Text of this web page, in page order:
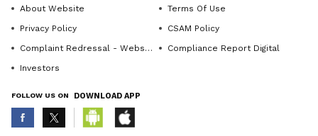
8-9 ಮಕ್ಕಳು, ಆರೇಳು ಶಿಕ್ಷಕ, ಶಿಕ್ಷಕಿಯರು ಇಡೀ ದಿನ
ದೆಹಲಿಯ ಕೋಟೆಗಳು, ಸುತ್ತಮುತ್ತಲಿನ ಪ್ರದೇಶಗಳನ್ನು
About Website
Terms Of Use
Privacy Policy
CSAM Policy
Complaint Redressal - Website
Compliance Report Digital
Investors
FOLLOW US ON DOWNLOAD APP